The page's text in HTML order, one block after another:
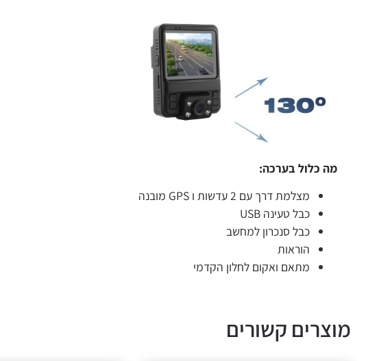
מה כלול בערכה:
מצלמת דרך עם 2 עדשות ו GPS מובנה
כבל טעינה USB
כבל סנכרון למחשב
הוראות
מתאם ואקום לחלון הקדמי
מוצרים קשורים